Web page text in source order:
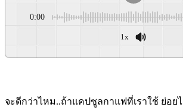
0:00
1x
จะดีกว่าไหม..ถ้าแคปซูลกาแฟที่เราใช้ ย่อย